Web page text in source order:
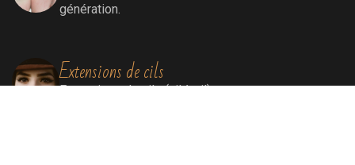
génération.
Extensions de cils
Extensions de cils (cil à cil)